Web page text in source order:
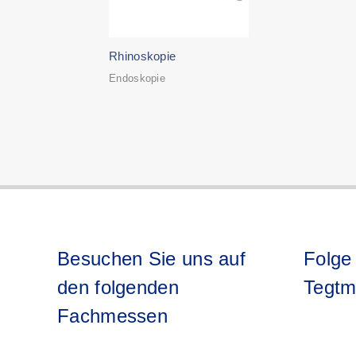
Rhinoskopie
Endoskopie
Besuchen Sie uns auf
den folgenden
Fachmessen